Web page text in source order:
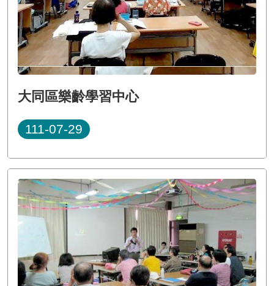
大同區樂齡學習中心
111-07-29